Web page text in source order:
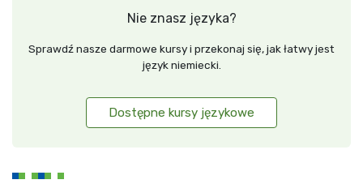
Nie znasz języka?
Sprawdź nasze darmowe kursy i przekonaj się, jak łatwy jest
język niemiecki.
Dostępne kursy językowe